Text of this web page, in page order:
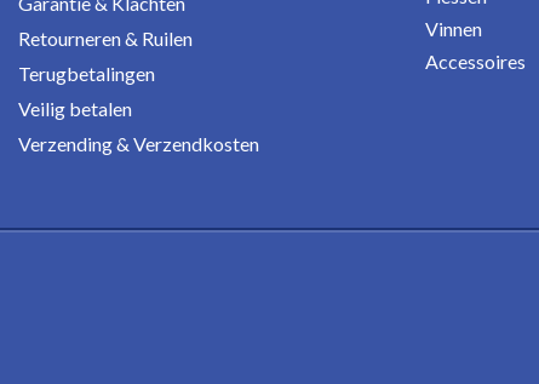
Retourneren & Ruilen
Terugbetalingen
Veilig betalen
Verzending & Verzendkosten
Vinnen
Accessoires